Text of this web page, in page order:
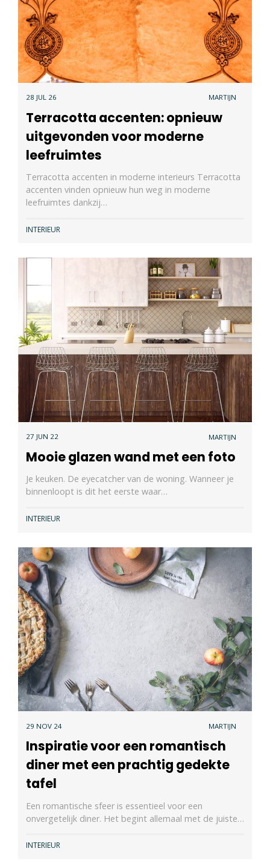
28 JUL 26 MARTIJN
Terracotta accenten: opnieuw
uitgevonden voor moderne
leefruimtes
Terracotta accenten in moderne interieurs Terracotta
accenten vinden opnieuw hun weg in moderne
leefruimtes dankzij…
INTERIEUR
27 JUN 22 MARTIJN
Mooie glazen wand met een foto
Je keuken. De eyecatcher van de woning. Wanneer je
binnenloopt is dit het eerste waar…
INTERIEUR
29 NOV 24 MARTIJN
Inspiratie voor een romantisch
diner met een prachtig gedekte
tafel
Een romantische sfeer is essentieel voor een
onvergetelijk diner. Het begint allemaal met de juiste…
INTERIEUR